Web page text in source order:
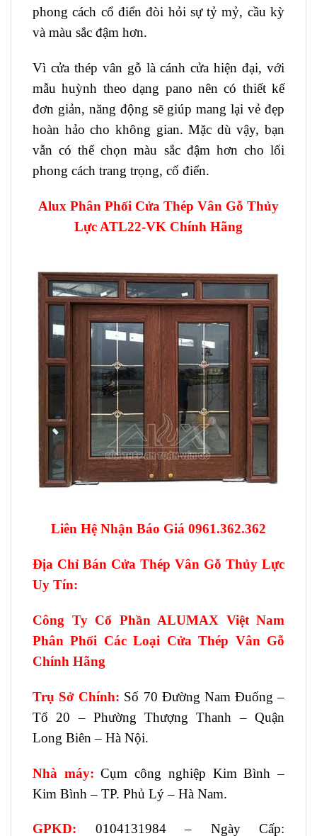
phong cách cổ điển đòi hỏi sự tỷ mỷ, cầu kỳ
và màu sắc đậm hơn.
Vì cửa thép vân gỗ là cánh cửa hiện đại, với
mẫu huỳnh theo dạng pano nên có thiết kế
đơn giản, năng động sẽ giúp mang lại vẻ đẹp
hoàn hảo cho không gian. Mặc dù vậy, bạn
vẫn có thể chọn màu sắc đậm hơn cho lối
phong cách trang trọng, cổ điển.
Alux Phân Phối Cửa Thép Vân Gỗ Thủy
Lực ATL22-VK Chính Hãng
Liên Hệ Nhận Báo Giá 0961.362.362
Địa Chỉ Bán Cửa Thép Vân Gỗ Thủy Lực
Uy Tín:
Công Ty Cổ Phần ALUMAX Việt Nam
Phân Phối Các Loại Cửa Thép Vân Gỗ
Chính Hãng
Trụ Sở Chính: Số 70 Đường Nam Đuống –
Tổ 20 – Phường Thượng Thanh – Quận
Long Biên – Hà Nội.
Nhà máy: Cụm công nghiệp Kim Bình –
Kim Bình – TP. Phủ Lý – Hà Nam.
GPKD: 0104131984 – Ngày Cấp: